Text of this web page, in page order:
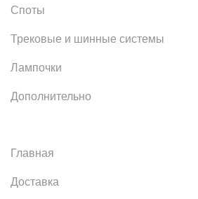
Споты
Трековые и шинные системы
Лампочки
Дополнительно
Главная
Доставка